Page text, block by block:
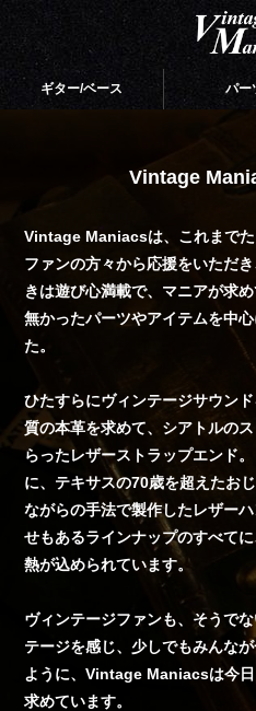
ギター/ベース パー
Vintage
Vintage Maniacsは、これまで
ファンの方々から応援をいただ
きは遊び心満載で、マニアが求
無かったパーツやアイテムを中
た。
ひたすらにヴィンテージサウン
質の本革を求めて、シアトルの
らったレザーストラップエンド
に、テキサスの70歳を超えたお
ながらの手法で製作したレザー
せもあるラインナップのすべて
熱が込められています。
ヴィンテージファンも、そうで
テージを感じ、少しでもみんな
ように、Vintage Maniacsは今
求めています。